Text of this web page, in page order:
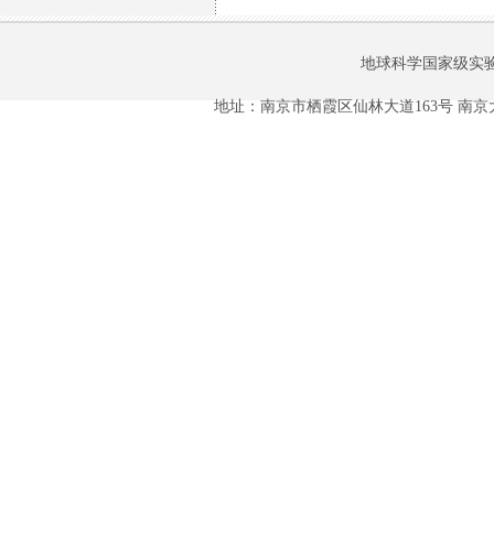
地球科学国家级实
地址：南京市栖霞区仙林大道163号 南